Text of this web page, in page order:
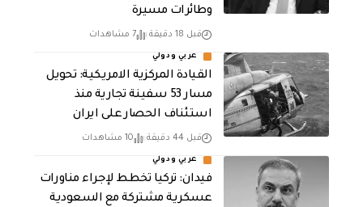
وطائرات مسيرة
قبل 18 دقيقة 7 مشاهدات
عربي ودولي
القيادة المركزية الامريكية: تحويل
مسار 53 سفينة تجارية منذ
استئناف الحصار على ايران
قبل 44 دقيقة 10 مشاهدات
عربي ودولي
فيدان: تركيا تخطط لإجراء مناورات
عسكرية مشتركة مع السعودية